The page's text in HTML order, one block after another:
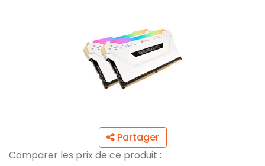
Partager
Comparer les prix de ce produit :